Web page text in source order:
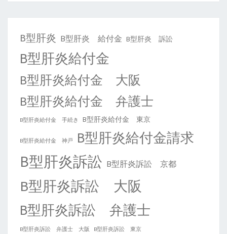
B型肝炎 B型肝炎 給付金 B型肝炎 訴訟
B型肝炎給付金
B型肝炎給付金 大阪
B型肝炎給付金 弁護士
B型肝炎給付金 手続き B型肝炎給付金 東京
B型肝炎給付金 神戸 B型肝炎給付金請求
B型肝炎訴訟 B型肝炎訴訟 京都
B型肝炎訴訟 大阪
B型肝炎訴訟 弁護士
B型肝炎訴訟 弁護士 大阪 B型肝炎訴訟 東京